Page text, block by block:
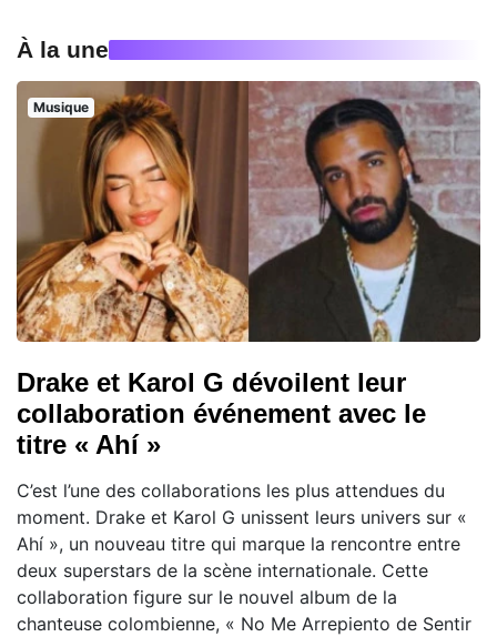
À la une
Musique
Drake et Karol G dévoilent leur
collaboration événement avec le
titre « Ahí »
C’est l’une des collaborations les plus attendues du
moment. Drake et Karol G unissent leurs univers sur «
Ahí », un nouveau titre qui marque la rencontre entre
deux superstars de la scène internationale. Cette
collaboration figure sur le nouvel album de la
chanteuse colombienne, « No Me Arrepiento de Sentir